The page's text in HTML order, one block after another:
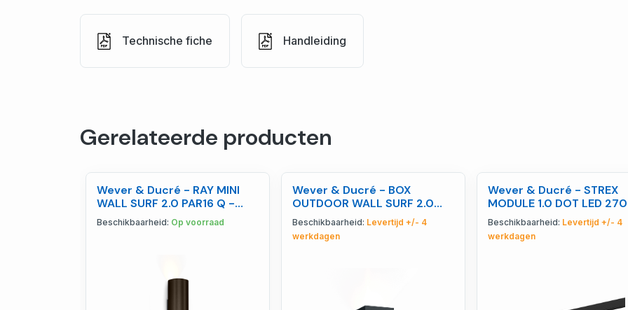
Technische fiche Handleiding
Gerelateerde producten
Wever & Ducré - RAY MINI
WALL SURF 2.0 PAR16 Q -
W301220Q0
Beschikbaarheid: Op voorraad
Wever & Ducré - BOX
OUTDOOR WALL SURF 2.0
LED 3000K A - W748148A5
Beschikbaarheid: Levertijd +/- 4
werkdagen
Wever & Ducré - STREX
MODULE 1.0 DOT LED
B - W171342B3
Beschikbaarheid: Levertijd +/- 4
werkdagen